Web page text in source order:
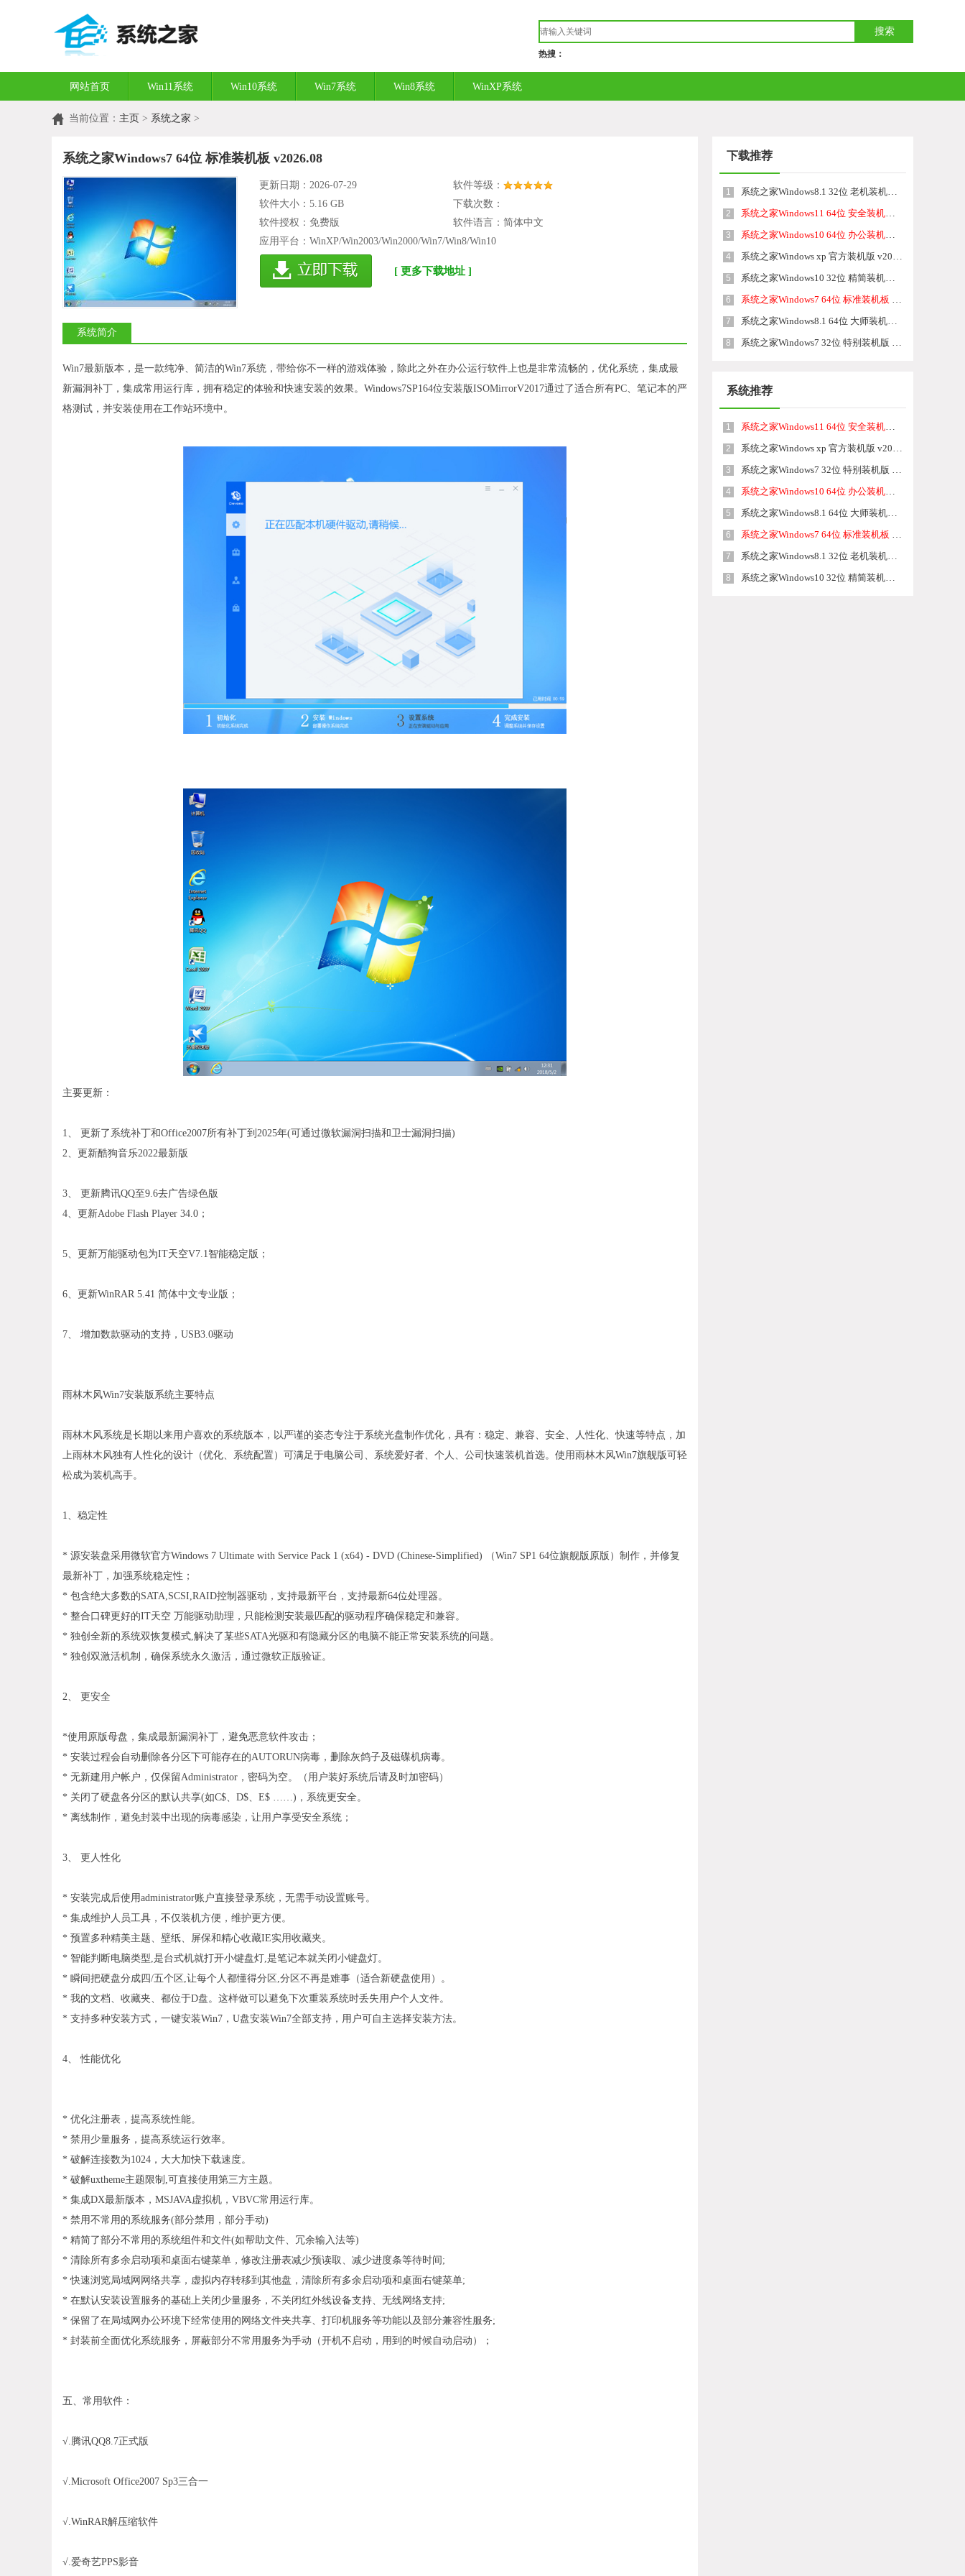
热搜：
网站首页 Win11系统 Win10系统 Win7系统 Win8系统 WinXP系统
当前位置： 主页 > 系统之家 >
系统之家Windows7 64位 标准装机板 v2026.08
更新日期：2026-07-29
软件大小： 5.16 GB
软件授权：免费版
软件等级：
下载次数：
软件语言：简体中文
应用平台：WinXP/Win2003/Win2000/Win7/Win8/Win10
[ 更多下载地址 ]
系统简介
Win7最新版本，是一款纯净、简洁的Win7系统，带给你不一样的游戏体验，除此之外在办公运行软件上也是非常流畅的，优化系统，集成最
新漏洞补丁，集成常用运行库，拥有稳定的体验和快速安装的效果。Windows7SP164位安装版ISOMirrorV2017通过了适合所有PC、笔记本的严
格测试，并安装使用在工作站环境中。
主要更新：
1、 更新了系统补丁和Office2007所有补丁到2025年(可通过微软漏洞扫描和卫士漏洞扫描)
2、更新酷狗音乐2022最新版
3、 更新腾讯QQ至9.6去广告绿色版
4、更新Adobe Flash Player 34.0；
5、更新万能驱动包为IT天空V7.1智能稳定版；
6、更新WinRAR 5.41 简体中文专业版；
7、 增加数款驱动的支持，USB3.0驱动
雨林木风Win7安装版系统主要特点
雨林木风系统是长期以来用户喜欢的系统版本，以严谨的姿态专注于系统光盘制作优化，具有：稳定、兼容、安全、人性化、快速等特点，加
上雨林木风独有人性化的设计（优化、系统配置）可满足于电脑公司、系统爱好者、个人、公司快速装机首选。使用雨林木风Win7旗舰版可轻
松成为装机高手。
1、稳定性
* 源安装盘采用微软官方Windows 7 Ultimate with Service Pack 1 (x64) - DVD (Chinese-Simplified) （Win7 SP1 64位旗舰版原版）制作，并修复
最新补丁，加强系统稳定性；
* 包含绝大多数的SATA,SCSI,RAID控制器驱动，支持最新平台，支持最新64位处理器。
* 整合口碑更好的IT天空 万能驱动助理，只能检测安装最匹配的驱动程序确保稳定和兼容。
* 独创全新的系统双恢复模式,解决了某些SATA光驱和有隐藏分区的电脑不能正常安装系统的问题。
* 独创双激活机制，确保系统永久激活，通过微软正版验证。
2、 更安全
*使用原版母盘，集成最新漏洞补丁，避免恶意软件攻击；
* 安装过程会自动删除各分区下可能存在的AUTORUN病毒，删除灰鸽子及磁碟机病毒。
* 无新建用户帐户，仅保留Administrator，密码为空。（用户装好系统后请及时加密码）
* 关闭了硬盘各分区的默认共享(如C$、D$、E$ ……)，系统更安全。
* 离线制作，避免封装中出现的病毒感染，让用户享受安全系统；
3、 更人性化
* 安装完成后使用administrator账户直接登录系统，无需手动设置账号。
* 集成维护人员工具，不仅装机方便，维护更方便。
* 预置多种精美主题、壁纸、屏保和精心收藏IE实用收藏夹。
* 智能判断电脑类型,是台式机就打开小键盘灯,是笔记本就关闭小键盘灯。
* 瞬间把硬盘分成四/五个区,让每个人都懂得分区,分区不再是难事（适合新硬盘使用）。
* 我的文档、收藏夹、都位于D盘。这样做可以避免下次重装系统时丢失用户个人文件。
* 支持多种安装方式，一键安装Win7，U盘安装Win7全部支持，用户可自主选择安装方法。
4、 性能优化
* 优化注册表，提高系统性能。
* 禁用少量服务，提高系统运行效率。
* 破解连接数为1024，大大加快下载速度。
* 破解uxtheme主题限制,可直接使用第三方主题。
* 集成DX最新版本，MSJAVA虚拟机，VBVC常用运行库。
* 禁用不常用的系统服务(部分禁用，部分手动)
* 精简了部分不常用的系统组件和文件(如帮助文件、冗余输入法等)
* 清除所有多余启动项和桌面右键菜单，修改注册表减少预读取、减少进度条等待时间;
* 快速浏览局域网网络共享，虚拟内存转移到其他盘，清除所有多余启动项和桌面右键菜单;
* 在默认安装设置服务的基础上关闭少量服务，不关闭红外线设备支持、无线网络支持;
* 保留了在局域网办公环境下经常使用的网络文件夹共享、打印机服务等功能以及部分兼容性服务;
* 封装前全面优化系统服务，屏蔽部分不常用服务为手动（开机不启动，用到的时候自动启动）；
五、常用软件：
√.腾讯QQ8.7正式版
√.Microsoft Office2007 Sp3三合一
√.WinRAR解压缩软件
√.爱奇艺PPS影音
下载推荐
1 系统之家Windows8.1 32位 老机装机版 v2026.08
2 系统之家Windows11 64位 安全装机版 v2026.08
3 系统之家Windows10 64位 办公装机版 v2026.08
4 系统之家Windows xp 官方装机版 v2026.08
5 系统之家Windows10 32位 精简装机版 v2026.08
6 系统之家Windows7 64位 标准装机板 v2026.08
7 系统之家Windows8.1 64位 大师装机版 v2026.08
8 系统之家Windows7 32位 特别装机版 v2026.08
系统推荐
1 系统之家Windows11 64位 安全装机版 v2026.08
2 系统之家Windows xp 官方装机版 v2026.08
3 系统之家Windows7 32位 特别装机版 v2026.08
4 系统之家Windows10 64位 办公装机版 v2026.08
5 系统之家Windows8.1 64位 大师装机版 v2026.08
6 系统之家Windows7 64位 标准装机板 v2026.08
7 系统之家Windows8.1 32位 老机装机版 v2026.08
8 系统之家Windows10 32位 精简装机版 v2026.08